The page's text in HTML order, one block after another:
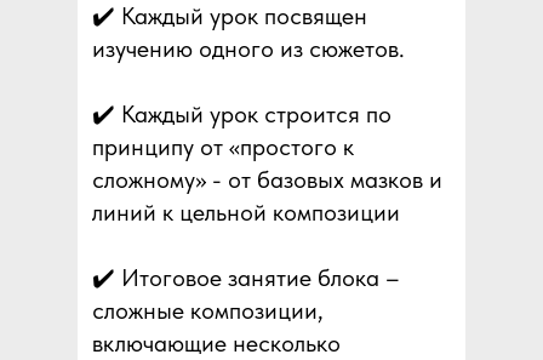
✔️ Каждый урок посвящен
изучению одного из сюжетов.
✔️ Каждый урок строится по
принципу от «простого к
сложному» - от базовых мазков и
линий к цельной композиции
✔️ Итоговое занятие блока –
сложные композиции,
включающие несколько